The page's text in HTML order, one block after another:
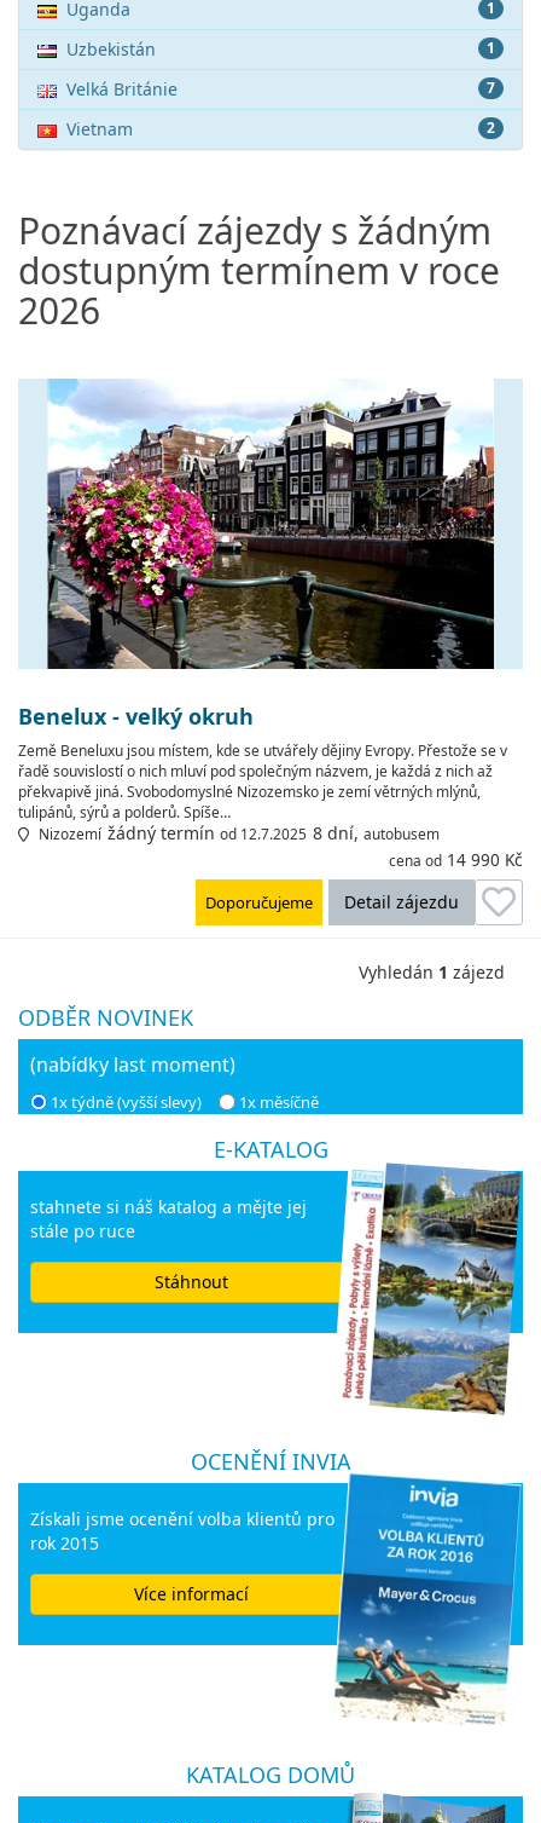
1
Uganda
1
Uzbekistán
7
Velká Británie
2
Vietnam
Poznávací zájezdy s žádným
dostupným termínem v roce
2026
Benelux - velký okruh
Země Beneluxu jsou místem, kde se utvářely dějiny Evropy. Přestože se v
řadě souvislostí o nich mluví pod společným názvem, je každá z nich až
překvapivě jiná. Svobodomyslné Nizozemsko je zemí větrných mlýnů,
tulipánů, sýrů a polderů. Spíše…
Nizozemí žádný termín od 12.7.2025 8 dní, autobusem
cena od 14 990 Kč
Detail zájezdu
Doporučujeme
Vyhledán 1 zájezd
ODBĚR NOVINEK
(nabídky last moment)
1x týdně (vyšší slevy) 1x měsíčně
E-KATALOG
stahnete si náš katalog a mějte jej
stále po ruce
Stáhnout
OCENĚNÍ INVIA
Získali jsme ocenění volba klientů pro
rok 2015
Více informací
KATALOG DOMŮ